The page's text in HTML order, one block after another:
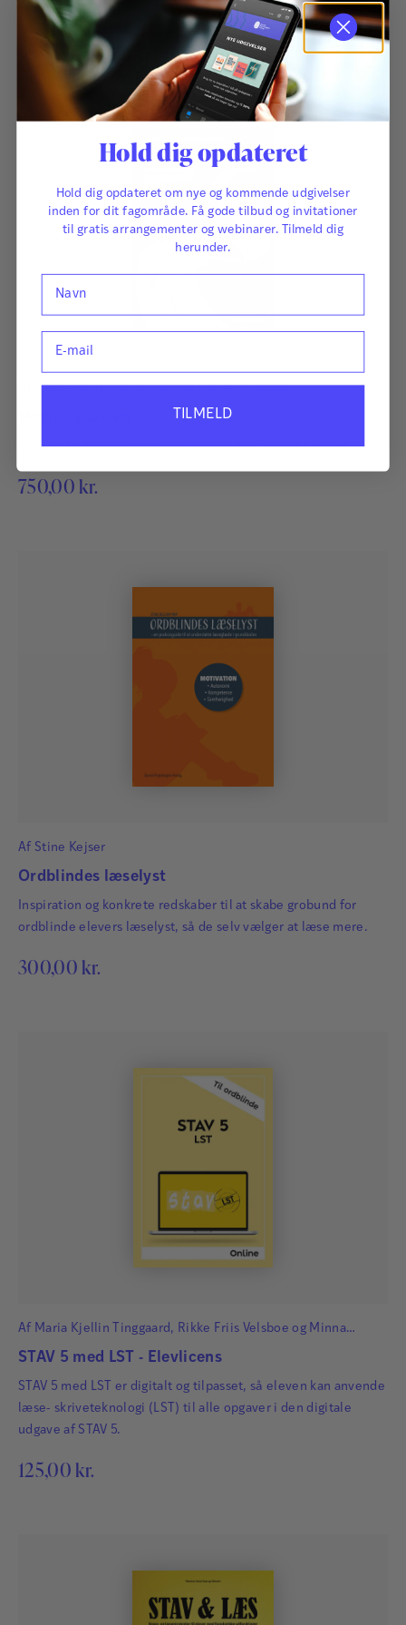
Relaterede varer
Mette Bach LaursenogMie Askjær Midtgaard
Guide til tidlig indsats for elever i risiko for ordblindhed.
750,00 kr.
Af Stine Kejser
Ordblindes læselyst
Inspiration og konkrete redskaber til at skabe grobund for
ordblinde elevers læselyst, så de selv vælger at læse mere.
300,00 kr.
Af Maria Kjellin Tinggaard, Rikke Friis Velsboe og Minna
Nørgaard Bruun
STAV 5 med LST - Elevlicens
STAV 5 med LST er digitalt og tilpasset, så eleven kan anvende
læse- skriveteknologi (LST) til alle opgaver i den digitale
udgave af STAV 5.
125,00 kr.
Hold dig opdateret
Hold dig opdateret om nye og kommende udgivelser
inden for dit fagområde. Få gode tilbud og invitationer
til gratis arrangementer og webinarer. Tilmeld dig
herunder.
TILMELD